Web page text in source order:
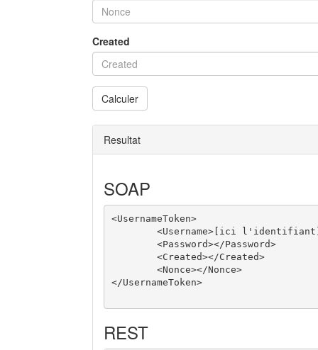
Created
Calculer
Resultat
SOAP
<UsernameToken>
</UsernameToken>
REST